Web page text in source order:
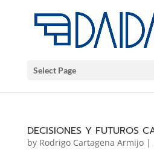
Select Page
DECISIONES Y FUTUROS
by Rodrigo Cartagena Armijo|